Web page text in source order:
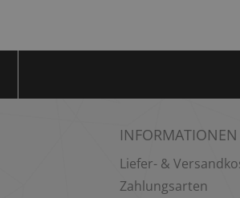
INFORMATIONEN
Liefer- &
Zahlungsarten